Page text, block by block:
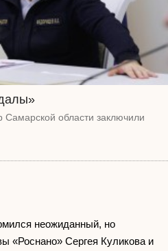
Самарской области заключили
неожиданный, но
«Роснано» Сергея Куликова и